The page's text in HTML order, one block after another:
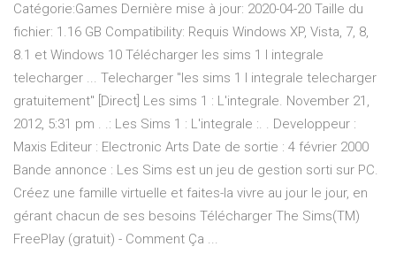
Catégorie:Games Dernière mise à jour: 2020-04-20 Taille du
fichier: 1.16 GB Compatibility: Requis Windows XP, Vista, 7, 8,
8.1 et Windows 10 Télécharger les sims 1 l integrale
telecharger ... Telecharger "les sims 1 l integrale telecharger
gratuitement" [Direct] Les sims 1 : L'integrale. November 21,
2012, 5:31 pm . .: Les Sims 1 : L'integrale :. . Developpeur :
Maxis Editeur : Electronic Arts Date de sortie : 4 février 2000
Bande annonce : Les Sims est un jeu de gestion sorti sur PC.
Créez une famille virtuelle et faites-la vivre au jour le jour, en
gérant chacun de ses besoins Télécharger The Sims(TM)
FreePlay (gratuit) - Comment Ça ...